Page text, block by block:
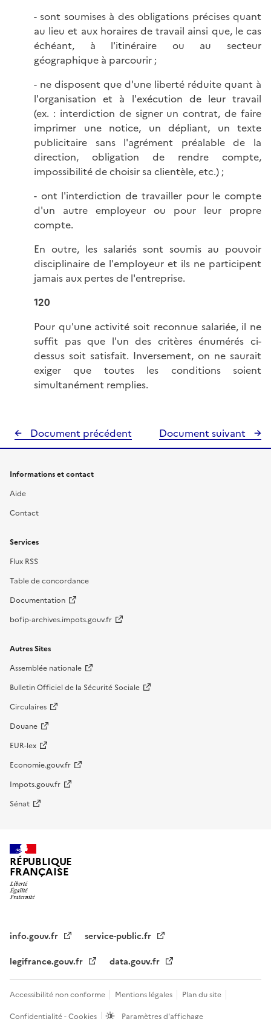
- sont soumises à des obligations précises quant
au lieu et aux horaires de travail ainsi que, le cas
échéant, à l'itinéraire ou au secteur
géographique à parcourir ;
- ne disposent que d'une liberté réduite quant à
l'organisation et à l'exécution de leur travail
(ex. : interdiction de signer un contrat, de faire
imprimer une notice, un dépliant, un texte
publicitaire sans l'agrément préalable de la
direction, obligation de rendre compte,
impossibilité de choisir sa clientèle, etc.) ;
- ont l'interdiction de travailler pour le compte
d'un autre employeur ou pour leur propre
compte.
En outre, les salariés sont soumis au pouvoir
disciplinaire de l'employeur et ils ne participent
jamais aux pertes de l'entreprise.
120
Pour qu'une activité soit reconnue salariée, il ne
suffit pas que l'un des critères énumérés ci-
dessus soit satisfait. Inversement, on ne saurait
exiger que toutes les conditions soient
simultanément remplies.
Document précédent Document suivant
Informations et contact
Aide
Contact
Services
Flux RSS
Table de concordance
Documentation
bofip-archives.impots.gouv.fr
Autres Sites
Assemblée nationale
Bulletin Officiel de la Sécurité Sociale
Circulaires
Douane
EUR-lex
Economie.gouv.fr
Impots.gouv.fr
Sénat
RÉPUBLIQUE
FRANÇAISE
info.gouv.fr
service-public.fr
legifrance.gouv.fr
data.gouv.fr
Accessibilité non conforme Mentions légales
Plan du site
Confidentialité - Cookies
Paramètres d'affichage